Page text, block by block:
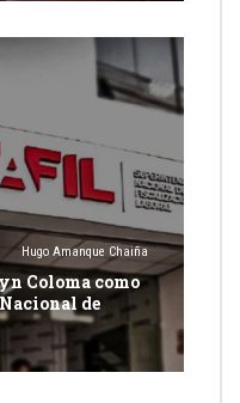
Hugo Amanque Chaiña
Coloma como
de